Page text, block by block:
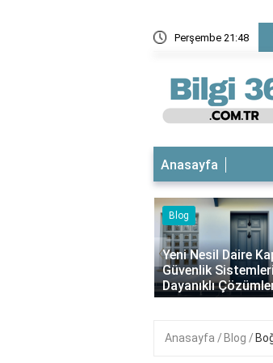
Perşembe 21:48
Anasayfa
Sistemleri | Akıllı ve
Theraflu
Faydaları
‹
Anasayfa Blog